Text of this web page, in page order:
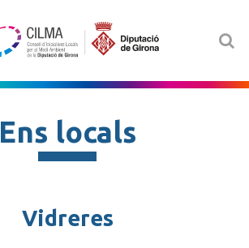
Ens locals
Vidreres